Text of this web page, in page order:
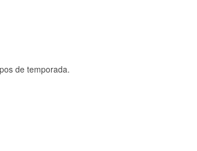
de temporada.